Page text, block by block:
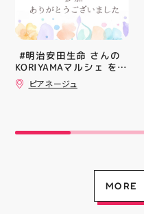
駅前 #雑貨屋 #シル活
⁡ #明治安田生命 さんの
KORIYAMAマルシェ を
@hic20240729 HICさ
んにお誘い頂き参加させ
した ⁡
ピアネージュ
MORE